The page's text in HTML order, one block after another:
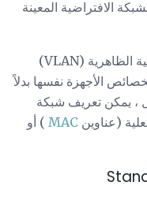
الافتراضية المعينة
يسمح التكوين الديناميكي للشبكة المحلية الظاهرية (VLAN)
الأجهزة نفسها بدلاً
، يمكن تعريف شبكة
MAC ) أو